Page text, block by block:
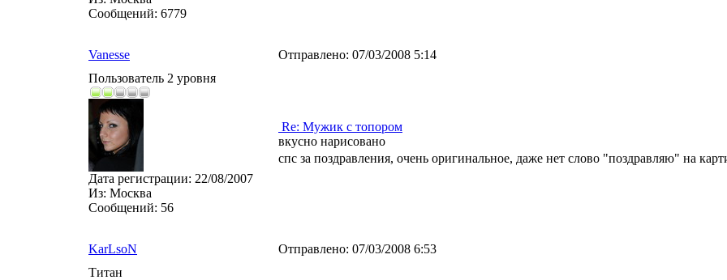
Сообщений: 6779
Vanesse Отправлено: 07/03/2008 5:14
Пользователь 2 уровня
Дата регистрации: 22/08/2007
Из: Москва
Сообщений: 56
Re: Мужик с топором
вкусно нарисовано
спс за поздравления, очень оригинальное, даже нет слово "поздравляю" на
KarLsoN Отправлено: 07/03/2008 6:53
Титан